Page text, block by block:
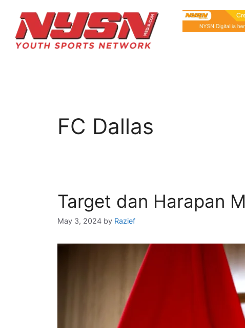
FC Dallas
Target dan Harapan
May 3, 2024 by Razief